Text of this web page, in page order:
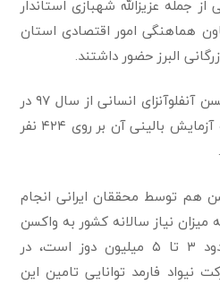
جمله عزیزالله شهبازی استاندار
هماهنگی امور اقتصادی استان
البرز حضور داشتند.
تمامی مراحل ساخت این واکسن آنفلوآنزای انسانی از سال ۹۷ در
شرکت نیواد فارمد آغاز شد و آزمایش بالینی آن بر روی ۴۲۴ نفر
هم توسط محققان ایرانی انجام
نیاز سالانه کشور به واکسن
آنفلوآنزای فصلی(انسانی) حدود ۳ تا ۵ میلیون دوز است، در
فارمد توانایی تامین این